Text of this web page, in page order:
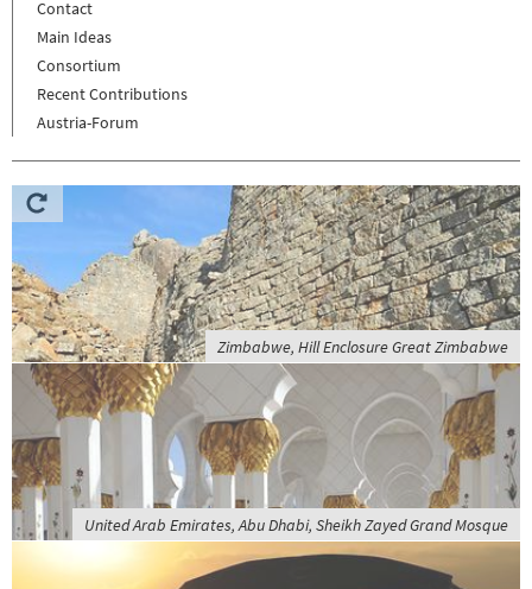
Contact
Main Ideas
Consortium
Recent Contributions
Austria-Forum
Zimbabwe, Hill Enclosure Great Zimbabwe
United Arab Emirates, Abu Dhabi, Sheikh Zayed Grand Mosque